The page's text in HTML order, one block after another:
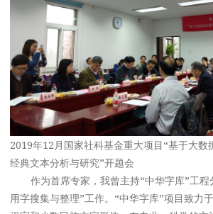
2019年12月国家社科基金重大项目“基于大数
经典文本分析与研究”开题会
作为首席专家，我曾主持“中华字库”工
用字搜集与整理”工作。“中华字库”项目致力